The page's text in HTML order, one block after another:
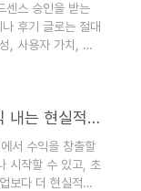
를 조사하고, 방
익 구조가 만들어
센스 승인을 받는
후기 글로는 절대
, 사용자 가치, 독
준, 애드센스 승
종합적으로 판단
진 글복사 없는,
이 어떤지’를 담는
2025년, 처음 시작하는 블로그로 수익 내는 현실적인 방법
서 수익을 창출할
시작할 수 있고, 초
보다 더 현실적인